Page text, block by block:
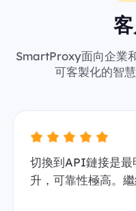
SmartProxy面向企業
可客製化的智
切換到API鏈接是最
升，可靠性極高。繼